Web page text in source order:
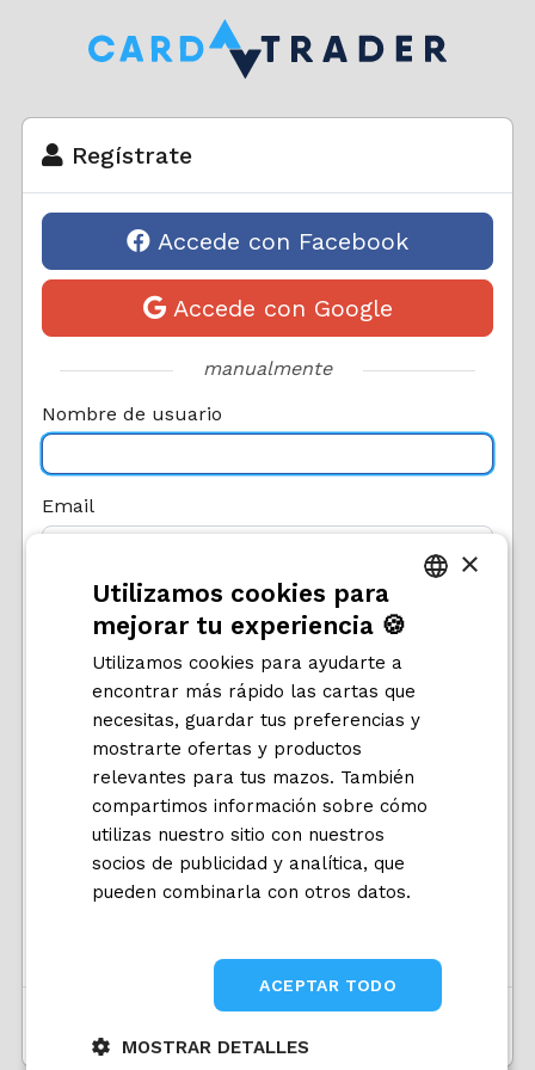
Regístrate
Accede con Facebook
Accede con Google
manualmente
Nombre de usuario
Email
Tu país
Nueva contraseña
Inicia sesión
ITALIAN
×
Utilizamos cookies para
mejorar tu experiencia 🍪
Utilizamos cookies para ayudarte a
encontrar más rápido las cartas que
necesitas, guardar tus preferencias y
mostrarte ofertas y productos
relevantes para tus mazos. También
compartimos información sobre cómo
utilizas nuestro sitio con nuestros
socios de publicidad y analítica, que
pueden combinarla con otros datos.
ACEPTAR TODO
MOSTRAR DETALLES